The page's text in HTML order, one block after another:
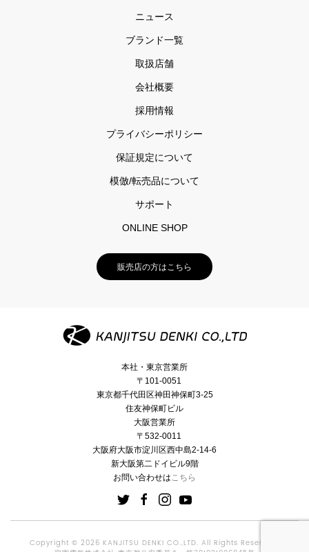
ニュース
ブランド一覧
取扱店舗
会社概要
採用情報
プライバシーポリシー
保証規定について
模倣/転売品について
サポート
ONLINE SHOP
販売店の方はこちら
本社・東京営業所
〒101-0051
東京都千代田区神田神保町3-25
住友神保町ビル
大阪営業所
〒532-0011
大阪府大阪市淀川区西中島2-14-6
新大阪第二ドイビル9階
お問い合わせはこちら
Copyright © 2026 KANJITSU DENKI CO.,LTD. All Rights Reserved.